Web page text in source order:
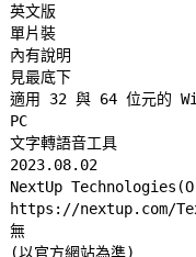
英文版
單片裝
內有說明
見最底下
: 適用 32 與 64 位元的
PC
文字轉語音工具
2023.08.02
NextUp
https://nextup.com/
無